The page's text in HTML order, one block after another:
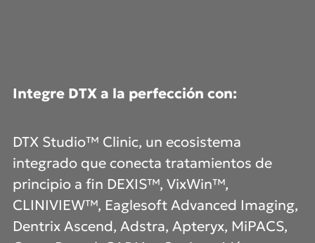
Integre DTX a la perfección con:
DTX Studio™ Clinic, un ecosistema
integrado que conecta tratamientos de
principio a fin DEXIS™, VixWin™,
CLINIVIEW™, Eaglesoft Advanced Imaging,
Dentrix Ascend, Adstra, Apteryx, MiPACS,